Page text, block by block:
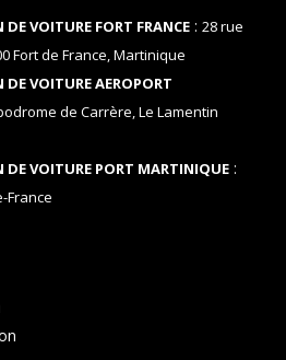
VOITURE FORT FRANCE: 28 rue
Fort de France, Martinique
VOITURE AEROPORT
de Carrère, Le Lamentin
DE VOITURE PORT MARTINIQUE:
France